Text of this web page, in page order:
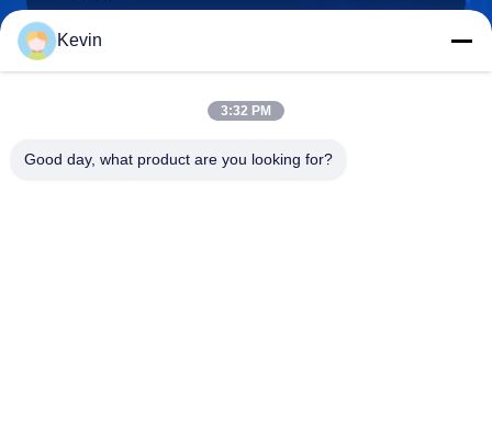
info@seethrulcd.com
Kevin
3:32 PM
Good day, what product are you looking for?